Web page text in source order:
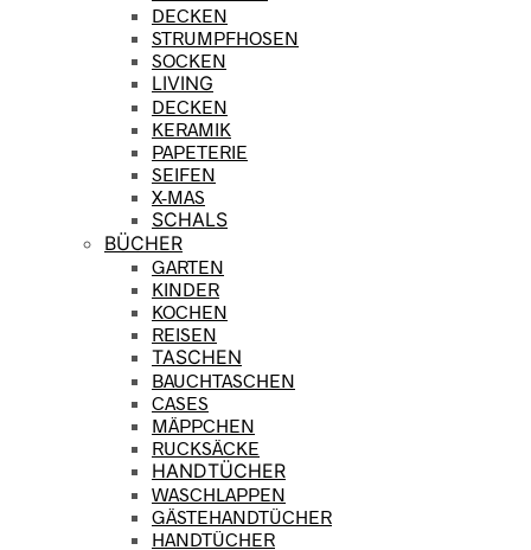
DECKEN
STRUMPFHOSEN
SOCKEN
LIVING
DECKEN
KERAMIK
PAPETERIE
SEIFEN
X-MAS
SCHALS
BÜCHER
GARTEN
KINDER
KOCHEN
REISEN
TASCHEN
BAUCHTASCHEN
CASES
MÄPPCHEN
RUCKSÄCKE
HANDTÜCHER
WASCHLAPPEN
GÄSTEHANDTÜCHER
HANDTÜCHER